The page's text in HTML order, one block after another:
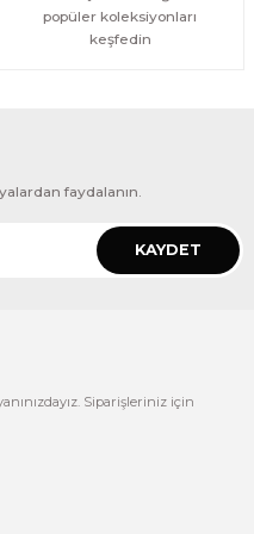
popüler koleksiyonları
keşfedin
faydalanın.
KAYDET
Siparişleriniz için